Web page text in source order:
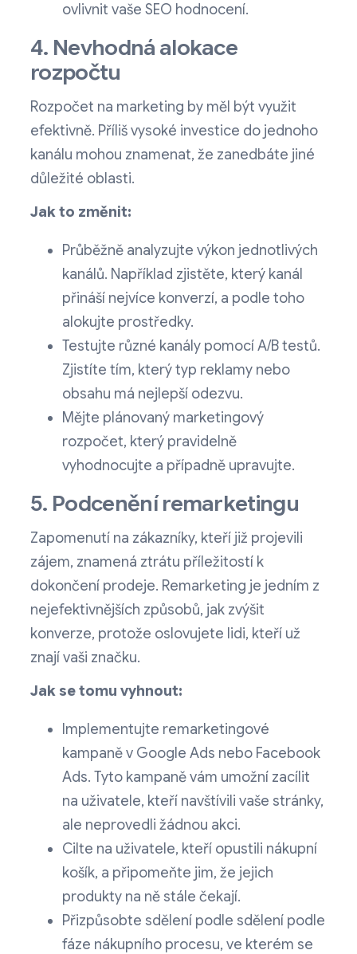
ovlivnit vaše SEO hodnocení.
4. Nevhodná alokace
rozpočtu
Rozpočet na marketing by měl být využit
efektivně. Příliš vysoké investice do jednoho
kanálu mohou znamenat, že zanedbáte jiné
důležité oblasti.
Jak to změnit:
Průběžně analyzujte výkon jednotlivých
kanálů. Například zjistěte, který kanál
přináší nejvíce konverzí, a podle toho
alokujte prostředky.
Testujte různé kanály pomocí A/B testů.
Zjistíte tím, který typ reklamy nebo
obsahu má nejlepší odezvu.
Mějte plánovaný marketingový
rozpočet, který pravidelně
vyhodnocujte a případně upravujte.
5. Podcenění remarketingu
Zapomenutí na zákazníky, kteří již projevili
zájem, znamená ztrátu příležitostí k
dokončení prodeje. Remarketing je jedním z
nejefektivnějších způsobů, jak zvýšit
konverze, protože oslovujete lidi, kteří už
znají vaši značku.
Jak se tomu vyhnout:
Implementujte remarketingové
kampaně v Google Ads nebo Facebook
Ads. Tyto kampaně vám umožní zacílit
na uživatele, kteří navštívili vaše stránky,
ale neprovedli žádnou akci.
Cilte na uživatele, kteří opustili nákupní
košík, a připomeňte jim, že jejich
produkty na ně stále čekají.
Přizpůsobte sdělení podle sdělení podle
fáze nákupního procesu, ve kterém se